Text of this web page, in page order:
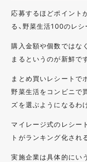
応募するほどポイント
る、野菜生活100のレ
購入金額や個数ではな
まるというのが新鮮です
まとめ買いレシートで
野菜生活をコンビニで
ズを選ぶようになるわ
マイレージ式のレシー
トがランキング化され
実施企業は具体的にい